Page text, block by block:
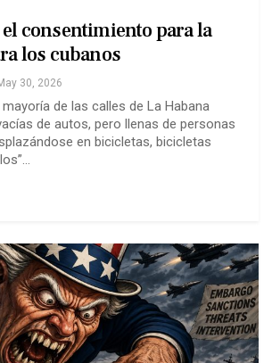
consentimiento para la
los cubanos
30, 2026
de las calles de La Habana
de autos, pero llenas de personas
en bicicletas, bicicletas